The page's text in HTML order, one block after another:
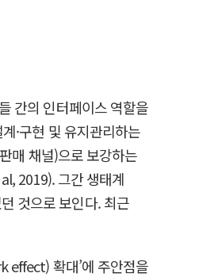
간의 인터페이스 역할을
·구현 및 유지관리하는
매 채널)으로 보강하는
2019). 그간 생태계
것으로 보인다. 최근
effect) 확대’에 주안점을